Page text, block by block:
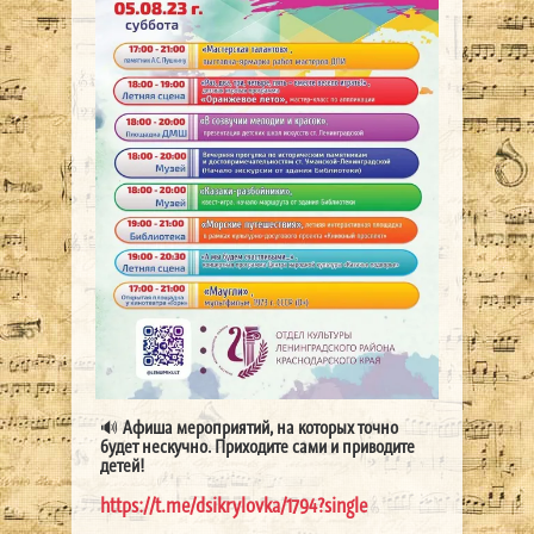
🔊Афиша мероприятий, на которых точно
будет нескучно. Приходите сами и приводите
детей!
https://t.me/dsikrylovka/1794?single